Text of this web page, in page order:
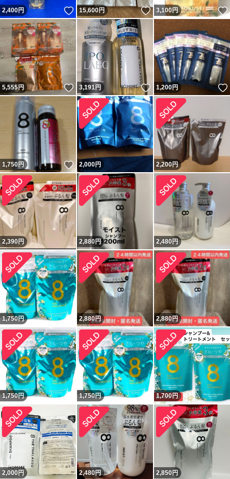
2,400円 いいね！
15,600円 いいね！
3,100円
5,555円 いいね！
3,191円 いいね！
1,200円
1,750円 いいね！
2,000円 2,200円
2,390円 2,880円 2,480円
1,750円 2,880円 2,880円
1,750円 1,750円 1,700円
2,000円 2,480円 2,850円